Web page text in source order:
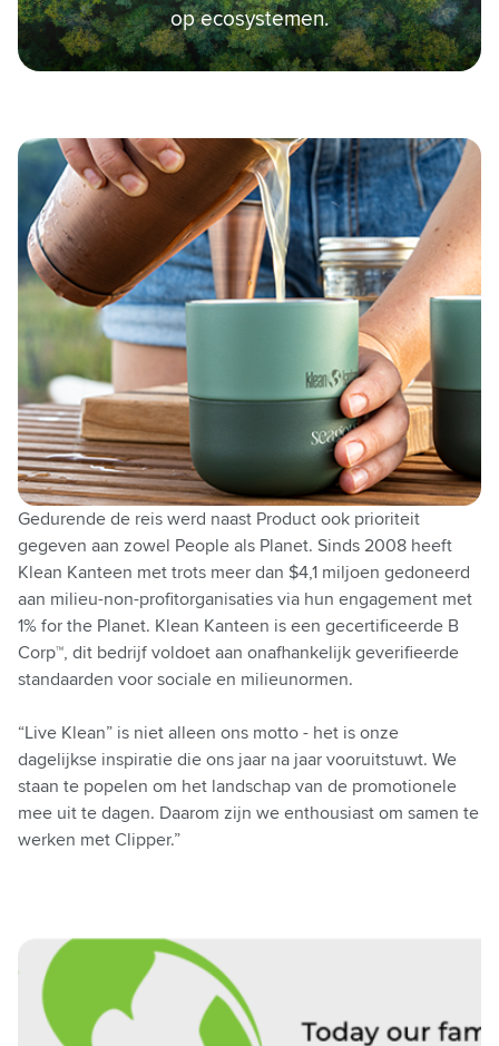
op ecosystemen.
Gedurende de reis werd naast Product ook prioriteit
gegeven aan zowel People als Planet. Sinds 2008 heeft
Klean Kanteen met trots meer dan $4,1 miljoen gedoneerd
aan milieu-non-profitorganisaties via hun engagement met
1% for the Planet. Klean Kanteen is een gecertificeerde B
Corp™, dit bedrijf voldoet aan onafhankelijk geverifieerde
standaarden voor sociale en milieunormen.
“Live Klean” is niet alleen ons motto - het is onze
dagelijkse inspiratie die ons jaar na jaar vooruitstuwt. We
staan te popelen om het landschap van de promotionele
mee uit te dagen. Daarom zijn we enthousiast om samen te
werken met Clipper.”